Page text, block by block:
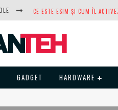
DUPĂ ANI DE REFUZURI,
GADGET HARDWARE